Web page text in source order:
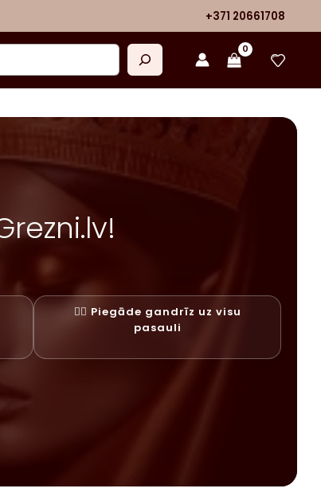
+371 20661708
✓⃝ Piegāde gandrīz uz visu
pasauli